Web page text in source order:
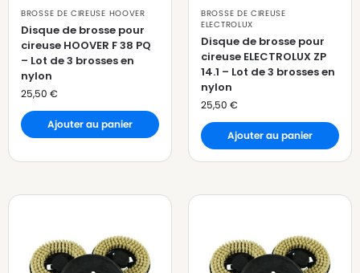
BROSSE DE CIREUSE HOOVER
Disque de brosse pour
cireuse HOOVER F 38 PQ
– Lot de 3 brosses en
nylon
25,50 €
Ajouter au panier
BROSSE DE CIREUSE
ELECTROLUX
Disque de brosse pour
cireuse ELECTROLUX ZP
14.1 – Lot de 3 brosses en
nylon
25,50 €
Ajouter au panier